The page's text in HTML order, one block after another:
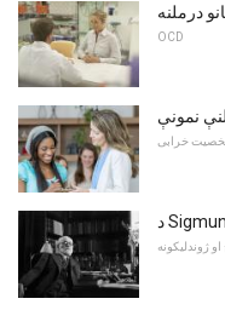
درملنه
OCD
نمونې
خرابی
او ژوندلیکونه